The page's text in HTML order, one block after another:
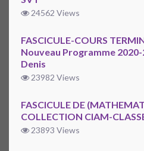
24562 Views
FASCICULE-COURS
Nouveau Programme
Denis
23982 Views
FASCICULE DE
COLLECTION CIAM-
23893 Views